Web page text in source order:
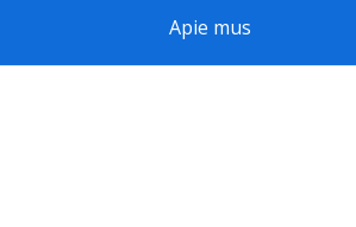
Apie mus